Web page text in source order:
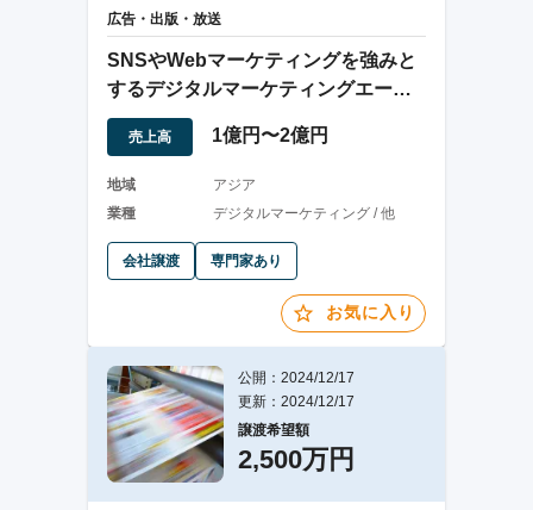
広告・出版・放送
SNSやWebマーケティングを強みと
するデジタルマーケティングエージ
ェンシー
売上高 1億円〜2億円
地域
アジア
業種
デジタルマーケティング / 他
会社譲渡 専門家あり
お気に入り
公開：2024/12/17
更新：2024/12/17
譲渡希望額
2,500万円